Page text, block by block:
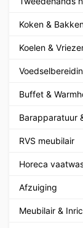
Koken &
Koelen &
Buffet &
Barapparatuur
RVS meubilair
Horeca
Afzuiging
Meubilair &